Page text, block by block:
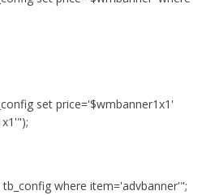
set price='$wmbanner1x1'
where item='advbanner'";